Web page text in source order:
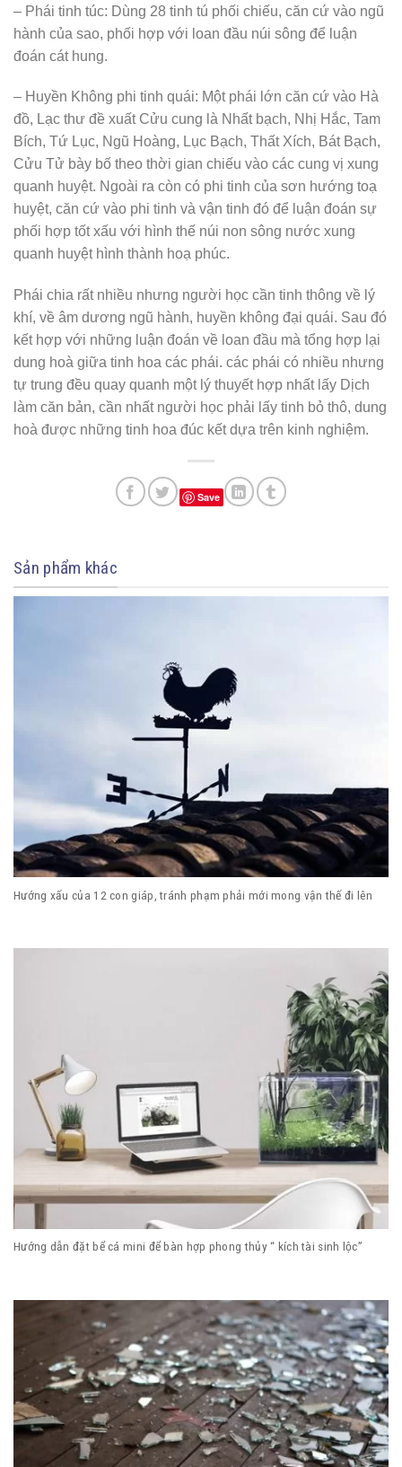
– Phái tinh túc: Dùng 28 tinh tú phối chiếu, căn cứ vào ngũ
hành của sao, phối hợp với loan đầu núi sông để luận
đoán cát hung.
– Huyền Không phi tinh quái: Một phái lớn căn cứ vào Hà
đồ, Lạc thư đề xuất Cửu cung là Nhất bạch, Nhị Hắc, Tam
Bích, Tứ Lục, Ngũ Hoàng, Lục Bạch, Thất Xích, Bát Bạch,
Cửu Tử bày bố theo thời gian chiếu vào các cung vị xung
quanh huyệt. Ngoài ra còn có phi tinh của sơn hướng toạ
huyệt, căn cứ vào phi tinh và vận tinh đó để luận đoán sự
phối hợp tốt xấu với hình thế núi non sông nước xung
quanh huyệt hình thành hoạ phúc.
Phái chia rất nhiều nhưng người học cần tinh thông về lý
khí, về âm dương ngũ hành, huyền không đại quái. Sau đó
kết hợp với những luận đoán về loan đầu mà tổng hợp lại
dung hoà giữa tinh hoa các phái. các phái có nhiều nhưng
tự trung đều quay quanh một lý thuyết hợp nhất lấy Dịch
làm căn bản, cần nhất người học phải lấy tinh bỏ thô, dung
hoà được những tinh hoa đúc kết dựa trên kinh nghiệm.
Save
Sản phẩm khác
Hướng xấu của 12 con giáp, tránh phạm phải mới mong vận thế đi lên
Hướng dẫn đặt bể cá mini để bàn hợp phong thủy “ kích tài sinh lộc”